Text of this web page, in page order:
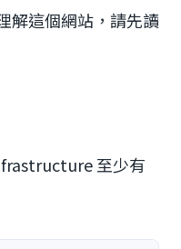
解這個網站，請先讀
至少有